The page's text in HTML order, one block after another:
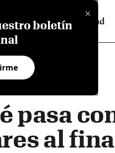
×
boletín
pasa
al